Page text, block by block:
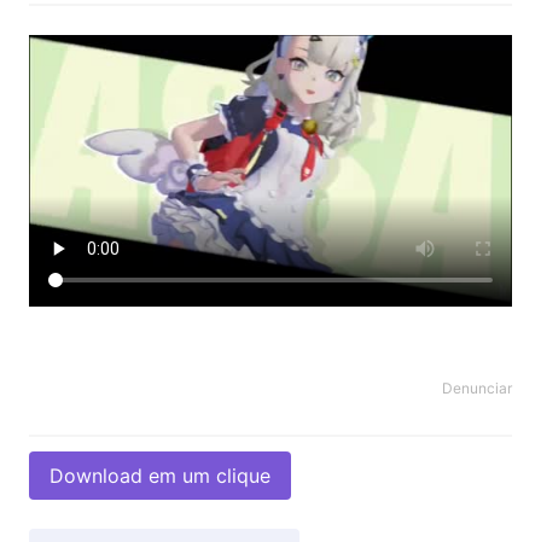
Denunciar
Download em um clique